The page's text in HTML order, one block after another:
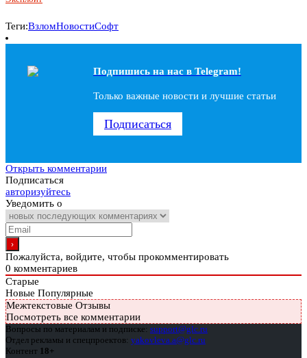
Теги:ВзломНовостиСофт
Подпишись на наc в Telegram!
Только важные новости и лучшие статьи
Подписаться
Открыть комментарии
Подписаться
авторизуйтесь
Уведомить о
Пожалуйста, войдите, чтобы прокомментировать
0 комментариев
Старые
Новые Популярные
Межтекстовые Отзывы
Посмотреть все комментарии
Вопросы по материалам и подписке: support@glc.ru
Отдел рекламы и спецпроектов: yakovleva.a@glc.ru
Контент 18+